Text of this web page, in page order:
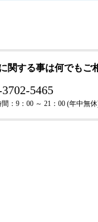
関する事は何でもご
5465
：9：00 ～ 21：00 (年中無